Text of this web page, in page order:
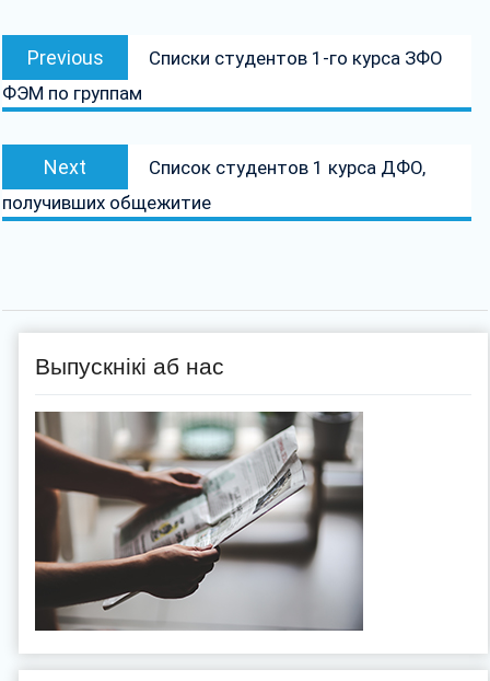
Навігацыя
запісах
Previous
post:
Списки студентов 1-го курса ЗФО
ФЭМ по группам
Next
post:
Список студентов 1 курса ДФО,
получивших общежитие
Выпускнікі аб нас